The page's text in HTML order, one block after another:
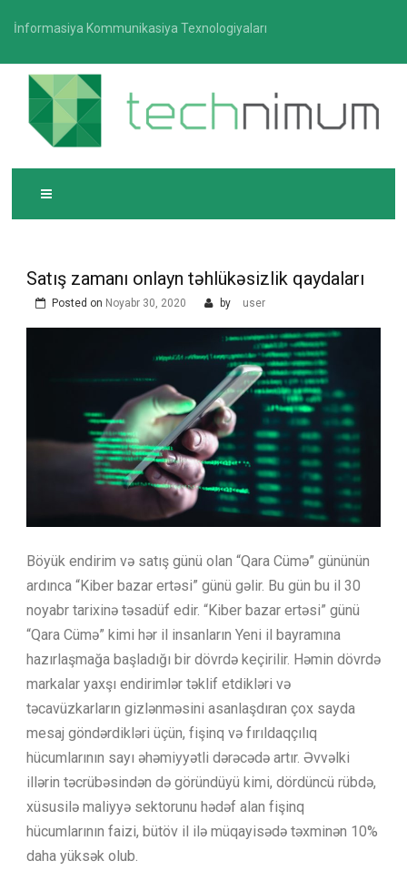
İnformasiya Kommunikasiya Texnologiyaları
TECHNIMUM
İnformasiya-kommunikasiya texnologiyaları üzrə
media platforması
Satış zamanı onlayn təhlükəsizlik qaydaları
Posted on Noyabr 30, 2020 by user
Böyük endirim və satış günü olan “Qara Cümə” gününün
ardınca “Kiber ​​bazar ertəsi” günü gəlir. Bu gün bu il 30
noyabr tarixinə təsadüf edir. “Kiber bazar ertəsi” günü
“Qara Cümə” kimi hər il insanların Yeni il bayramına
hazırlaşmağa başladığı bir dövrdə keçirilir. Həmin dövrdə
markalar yaxşı endirimlər təklif etdikləri və
təcavüzkarların gizlənməsini asanlaşdıran çox sayda
mesaj göndərdikləri üçün, fişinq və fırıldaqçılıq
hücumlarının sayı əhəmiyyətli dərəcədə artır. Əvvəlki
illərin təcrübəsindən də göründüyü kimi, dördüncü rübdə,
xüsusilə maliyyə sektorunu hədəf alan fişinq
hücumlarının faizi, bütöv il ilə müqayisədə təxminən 10%
daha yüksək olub.